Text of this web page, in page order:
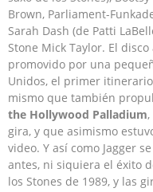
Brown, Parliament-
Sarah Dash (de Patti
Stone Mick Taylor. El
promovido por una
Unidos, el primer
mismo que también
the Hollywood Palladium
gira, y que asimismo
video. Y así como Jagger
antes, ni siquiera el éxito
los Stones de 1989, y las